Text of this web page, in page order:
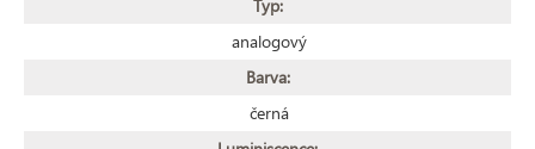
Typ:
analogový
Barva:
černá